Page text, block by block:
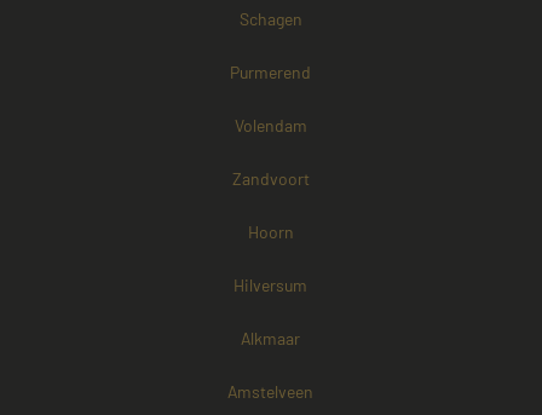
Schagen
Purmerend
Volendam
Zandvoort
Hoorn
Hilversum
Alkmaar
Amstelveen